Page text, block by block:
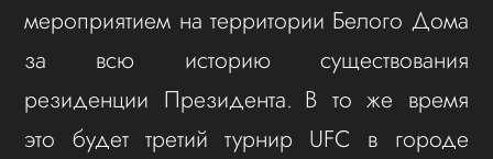
мероприятием на территории Белого Дома
за всю историю существования
резиденции Президента. В то же время
это будет третий турнир UFC в городе